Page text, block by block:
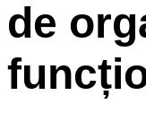
de